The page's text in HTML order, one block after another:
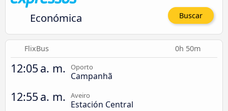
Económica Buscar
FlixBus 0h 50m
12:05 a. m. Oporto
Campanhã
12:55 a. m. Aveiro
Estación Central